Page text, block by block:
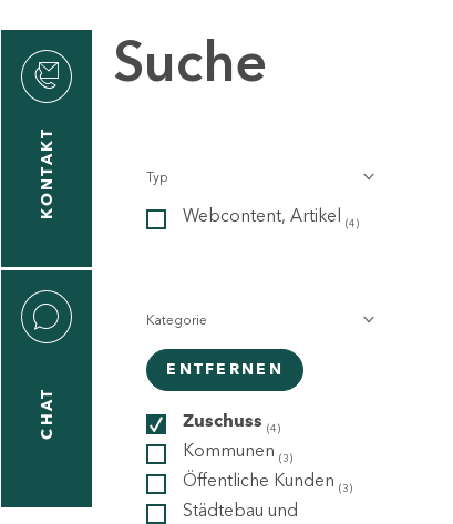
KONTAKT
CHAT
Suche
Typ
Webcontent, Artikel (4)
Kategorie
ENTFERNEN
Zuschuss (4)
Kommunen (3)
Öffentliche Kunden (3)
Städtebau und